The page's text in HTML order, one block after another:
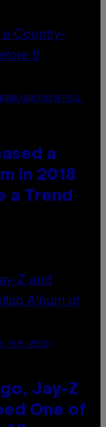
NBCUNIVERSAL
a
in 2018
a Trend
FOR VEVO)
Jay-Z
One of